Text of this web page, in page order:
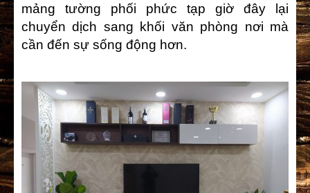
mảng tường phối phức tạp giờ đây lại
chuyển dịch sang khối văn phòng nơi mà
cần đến sự sống động hơn.